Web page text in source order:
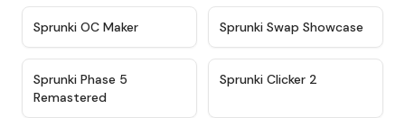
Sprunki OC Maker ★ 4.6
Sprunki Swap Showcase
Sprunki Phase 5
Remastered
Sprunki Clicker 2